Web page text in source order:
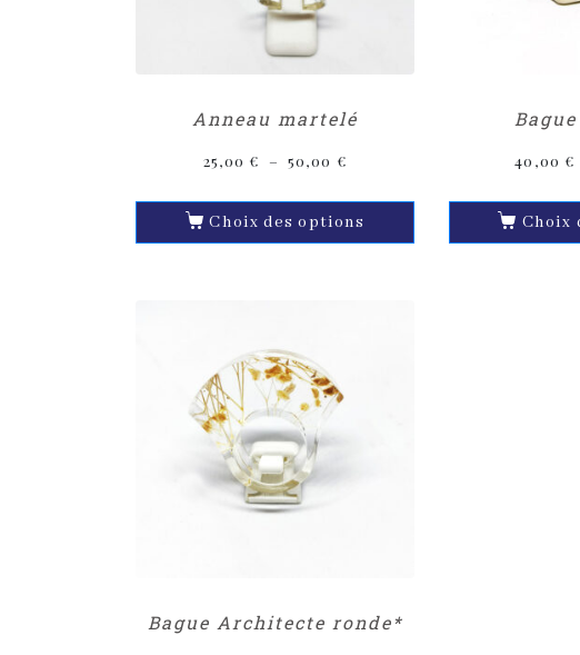
Anneau martelé
25,00 € – 50,00 €
Choix des options
40,00 €
Choix
Bague Architecte ronde*